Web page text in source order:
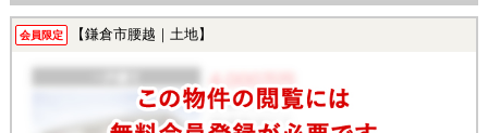
会員限定 【鎌倉市腰越｜土地】